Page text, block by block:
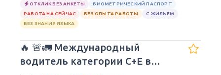
ОТКЛИК БЕЗ АНКЕТЫ
БИОМЕТРИЧЕСКИЙ ПАСПОРТ
РАБОТА НА СЕЙЧАС
БЕЗ ОПЫТА РАБОТЫ
С ЖИЛЬЕМ
БЕЗ ЗНАНИЯ ЯЗЫКА
🔥 🚨🚛 Международный
водитель категории C+E в